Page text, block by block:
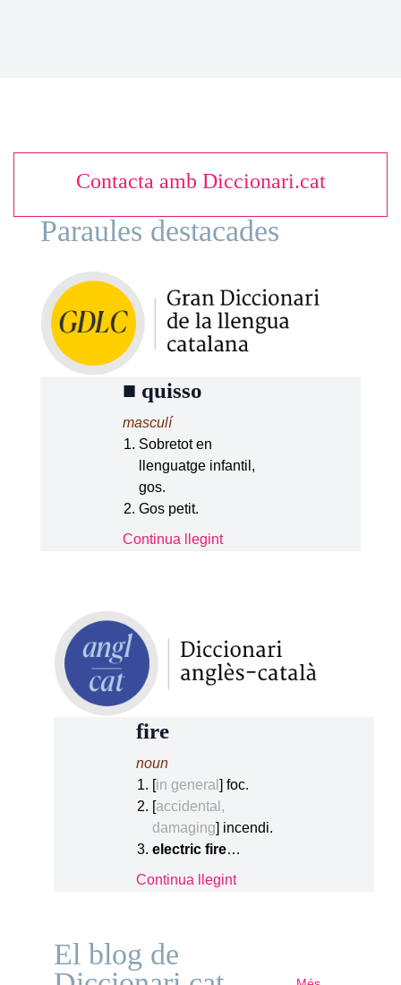
Contacta amb Diccionari.cat
Paraules destacades
■ quisso
masculí
Sobretot en
llenguatge infantil,
gos.
Gos petit.
Continua llegint
fire
noun
[in general ] foc.
[accidental,
damaging] incendi.
electric fire…
Continua llegint
El blog de